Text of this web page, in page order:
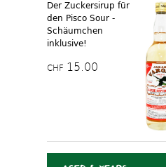
Der Zuckersirup für
den Pisco Sour -
Schäumchen
inklusive!
CHF 15.00